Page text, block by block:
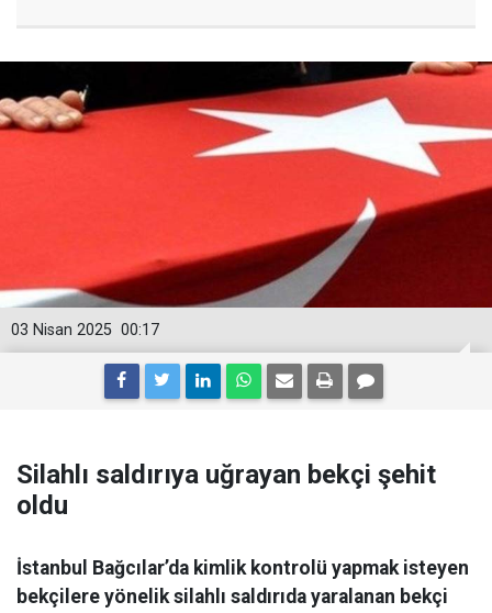
00:17
03 Nisan 2025
Silahlı saldırıya uğrayan bekçi şehit
oldu
İstanbul Bağcılar’da kimlik kontrolü yapmak isteyen
bekçilere yönelik silahlı saldırıda yaralanan bekçi